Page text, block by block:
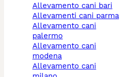
allevamento cani bari
allevamenti cani parma
allevamento cani
palermo
allevamento cani
modena
allevamento cani